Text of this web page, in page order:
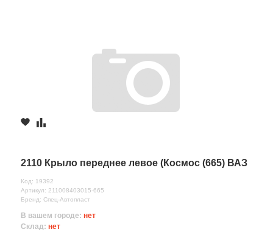
2110 Крыло переднее левое (Космос (665) ВАЗ
Код: 19392
Артикул: 211008403015-665
Бренд: Спец-Автопласт
В вашем городе: нет
Склад: нет